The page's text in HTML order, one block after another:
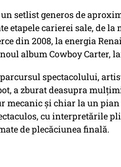
un setlist generos de
etapele carierei sale, de
din 2008, la energia
album Cowboy Carter,
parcursul spectacolului,
a zburat deasupra
mecanic și chiar la un
cu interpretările
de plecăciunea finală.